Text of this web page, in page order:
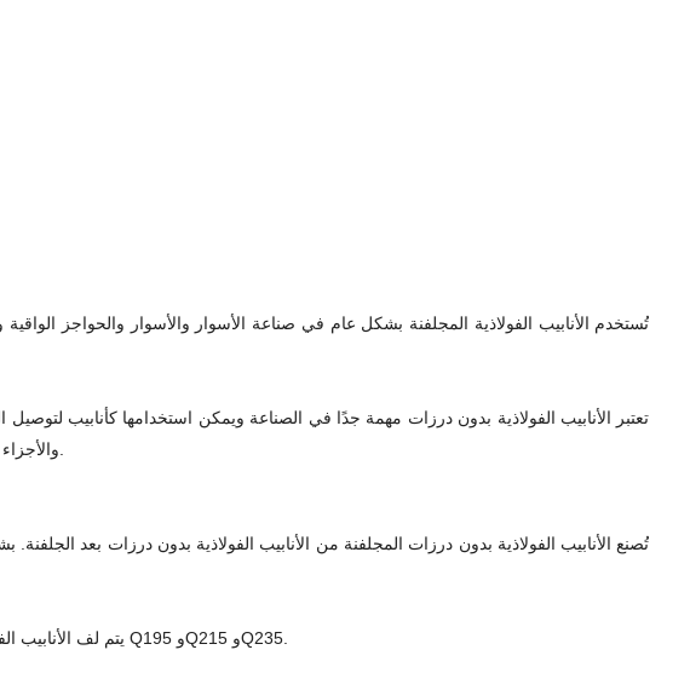
تُستخدم الأنابيب الفولاذية المجلفنة بشكل عام في صناعة الأسوار والأسوار والحواجز
تعتبر الأنابيب الفولاذية بدون درزات مهمة جدًا في الصناعة ويمكن استخدامها كأنابيب
يتم لف الأنابيب الفولاذية المجلفنة العادية بشكل عام إلى أنابيب بواسطة ألواح فولاذية ثم لحامها على شكل، غالبًا ما تكون من الفولاذ الكربوني العادي Q195 وQ215 وQ235.